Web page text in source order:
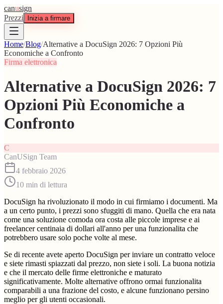
canusign
Prezzi
Inizia a firmare
Home/Blog/Alternative a DocuSign 2026: 7 Opzioni Più
Economiche a Confronto
Firma elettronica
Alternative a DocuSign 2026: 7
Opzioni Più Economiche a
Confronto
C
CanUSign Team
4 febbraio 2026
10 min di lettura
DocuSign ha rivoluzionato il modo in cui firmiamo i documenti. Ma
a un certo punto, i prezzi sono sfuggiti di mano. Quella che era nata
come una soluzione comoda ora costa alle piccole imprese e ai
freelancer centinaia di dollari all'anno per una funzionalita che
potrebbero usare solo poche volte al mese.
Se di recente avete aperto DocuSign per inviare un contratto veloce
e siete rimasti spiazzati dal prezzo, non siete i soli. La buona notizia
e che il mercato delle firme elettroniche e maturato
significativamente. Molte alternative offrono ormai funzionalita
comparabili a una frazione del costo, e alcune funzionano persino
meglio per gli utenti occasionali.